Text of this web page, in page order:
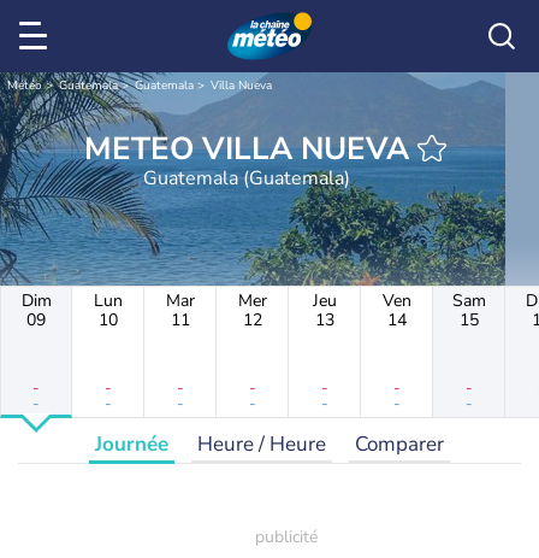
Météo Guatemala Guatemala Villa Nueva
METEO VILLA NUEVA
Guatemala (Guatemala)
Dim
09
-
-
Lun
10
-
-
Mar
11
-
-
Mer
12
-
-
Jeu
13
-
-
Ven
14
-
-
Sam
15
-
-
Journée Heure / Heure Comparer